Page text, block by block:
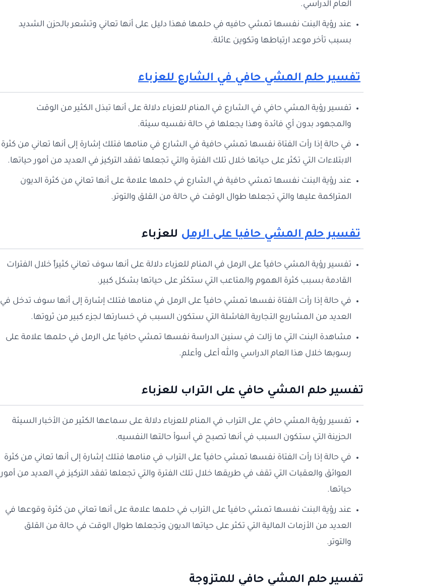
العام الدراسي.
عند رؤية البنت نفسها تمشي حافيه في حلمها فهذا دليل على أنها تعاني وتشعر بالحزن الشديد
بسبب تأخر موعد ارتباطها وتكوين عائلة.
تفسير حلم المشي حافي في الشارع للعزباء
تفسير رؤية المشي حافي في الشارع في المنام للعزباء دلالة على أنها تبذل الكثير من الوقت
والمجهود بدون أي فائدة وهذا يجعلها في حالة نفسيه سيئة.
في حالة إذا رأت الفتاة نفسها تمشي حافية في الشارع في منامها فتلك إشارة إلى أنها تعاني من كثرة
الابتلاءات التي تكثر على حياتها خلال تلك الفترة والتي تجعلها تفقد التركيز في العديد من أمور حياتها.
عند رؤية البنت نفسها تمشي حافية في الشارع في حلمها علامة على أنها تعاني من كثرة الديون
المتراكمة عليها والتي تجعلها طوال الوقت في حالة من القلق والتوتر.
تفسير حلم المشي حافيا على الرمل للعزباء
تفسير رؤية المشي حافياً على الرمل في المنام للعزباء دلالة على أنها سوف تعاني كثيراً خلال الفترات
القادمة بسبب كثرة الهموم والمتاعب التي ستكثر على حياتها بشكل كبير.
في حالة إذا رأت الفتاة نفسها تمشي حافياً على الرمل في منامها فتلك إشارة إلى أنها سوف تدخل في
العديد من المشاريع التجارية الفاشلة التي ستكون السبب في خسارتها لجزء كبير من ثروتها.
مشاهدة البنت التي ما زالت في سنين الدراسة نفسها تمشي حافياً على الرمل في حلمها علامة على
رسوبها خلال هذا العام الدراسي والله أعلى وأعلم.
تفسير حلم المشي حافي على التراب للعزباء
تفسير رؤية المشي حافي على التراب في المنام للعزباء دلالة على سماعها الكثير من الأخبار السيئة
الحزينة التي ستكون السبب في أنها تصبح في أسوأ حالتها النفسيه.
في حالة إذا رأت الفتاة نفسها تمشي حافياً على التراب في منامها فتلك إشارة إلى أنها تعاني من كثرة
العوائق والعقبات التي تقف في طريقها خلال تلك الفترة والتي تجعلها تفقد التركيز في العديد من أمور
حياتها.
عند رؤية البنت نفسها تمشي حافياً على التراب في حلمها علامة على أنها تعاني من كثرة وقوعها في
العديد من الأزمات المالية التي تكثر على حياتها الديون وتجعلها طوال الوقت في حالة من القلق
والتوتر.
تفسير حلم المشي حافي للمتزوجة